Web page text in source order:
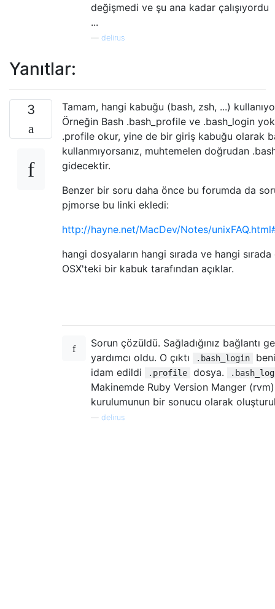
değişmedi ve şu ana kadar çalışıyordu
...
delirus
Yanıtlar:
3
Tamam, hangi kabuğu (bash, zsh, ...)
Örneğin Bash .bash_profile ve .bash_login
.profile okur, yine de bir giriş kabuğu olarak
kullanmıyorsanız, muhtemelen doğrudan
gidecektir.
Benzer bir soru daha önce bu forumda da
pjmorse bu linki ekledi:
http://hayne.net/MacDev/Notes/
hangi dosyaların hangi sırada ve hangi
OSX'teki bir kabuk tarafından açıklar.
Sorun çözüldü. Sağladığınız bağlantı
yardımcı oldu. O çıktı
.bash_login
idam edildi
.profile dosya.
Makinemde Ruby Version Manger (rvm)
kurulumunun bir sonucu olarak
delirus